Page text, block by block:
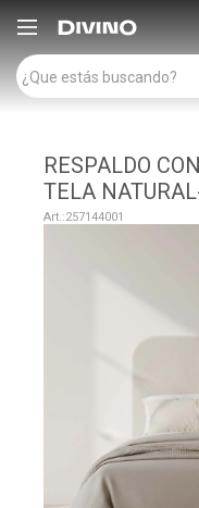

RESPALDO
TELA
257144001